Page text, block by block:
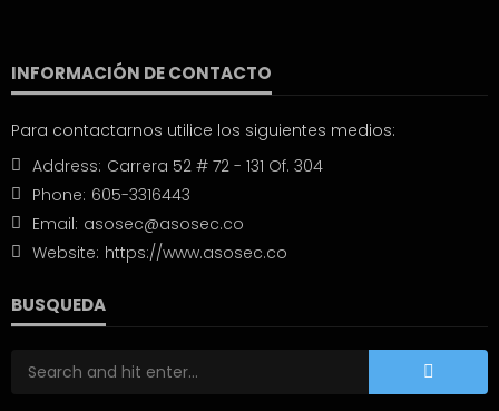
INFORMACIÓN DE CONTACTO
Para contactarnos utilice los siguientes medios:
Address: Carrera 52 # 72 - 131 Of. 304
Phone: 605-3316443
Email: asosec@asosec.co
Website: https://www.asosec.co
BUSQUEDA